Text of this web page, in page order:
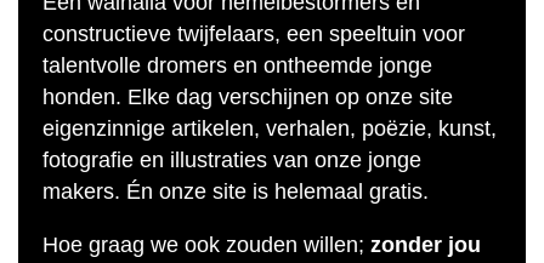
constructieve twijfelaars, een speeltuin voor
talentvolle dromers en ontheemde jonge
honden. Elke dag verschijnen op onze site
eigenzinnige artikelen, verhalen, poëzie, kunst,
fotografie en illustraties van onze jonge
makers. Én onze site is helemaal gratis.
Hoe graag we ook zouden willen; zonder jou